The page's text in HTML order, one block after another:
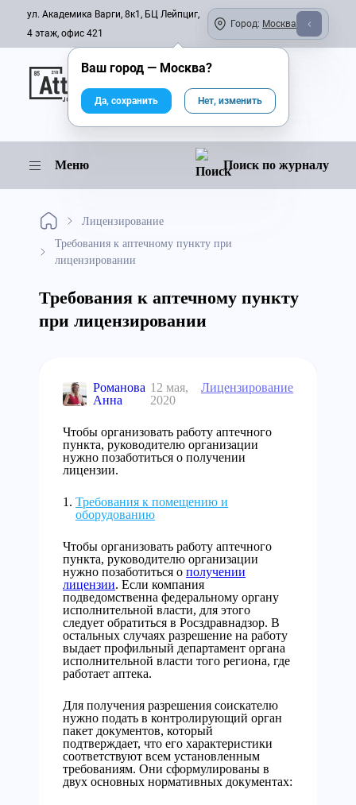
ул. Академика Варги, 8к1, БЦ Лейпциг,
4 этаж, офис 421
Город: Москва
Онлайн-журнал
Меню Поиск по журналу
Лицензирование
Требования к аптечному пункту при
лицензировании
Требования к аптечному пункту
при лицензировании
Романова
Анна
12 мая,
2020
Лицензирование
Чтобы организовать работу аптечного
пункта, руководителю организации
нужно позаботиться о получении
лицензии.
Требования к помещению и
оборудованию
Чтобы организовать работу аптечного
пункта, руководителю организации
нужно позаботиться о получении
лицензии. Если компания
подведомственна федеральному органу
исполнительной власти, для этого
следует обратиться в Росздравнадзор. В
остальных случаях разрешение на работу
выдает профильный департамент органа
исполнительной власти того региона, где
работает аптека.
Для получения разрешения соискателю
нужно подать в контролирующий орган
пакет документов, который
подтверждает, что его характеристики
соответствуют всем установленным
требованиям. Они сформулированы в
двух основных нормативных документах:
Ваш город — Москва?
Да, сохранить Нет, изменить